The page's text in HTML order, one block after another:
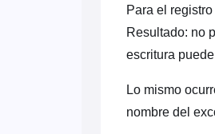
Para el
Resultado: no
escritura
Lo mismo
nombre del